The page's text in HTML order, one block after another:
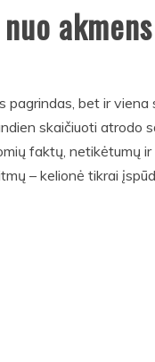
bet ir viena
skaičiuoti atrodo
faktų, netikėtumų
– kelionė tikrai